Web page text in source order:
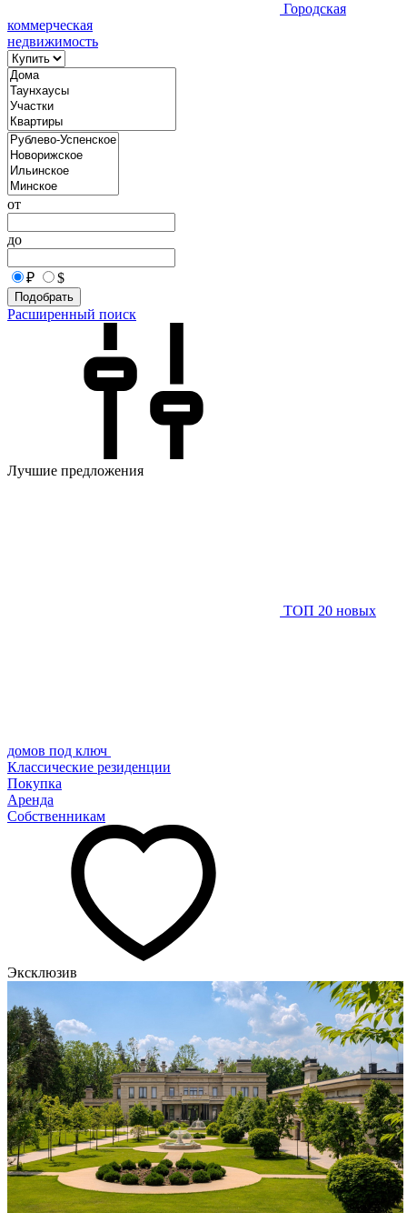
Городская
коммерческая
недвижимость
от
до
₽ $
Подобрать
Расширенный поиск
Лучшие предложения
ТОП 20 новых
домов под ключ
Классические резиденции
Покупка
Аренда
Собственникам
Эксклюзив